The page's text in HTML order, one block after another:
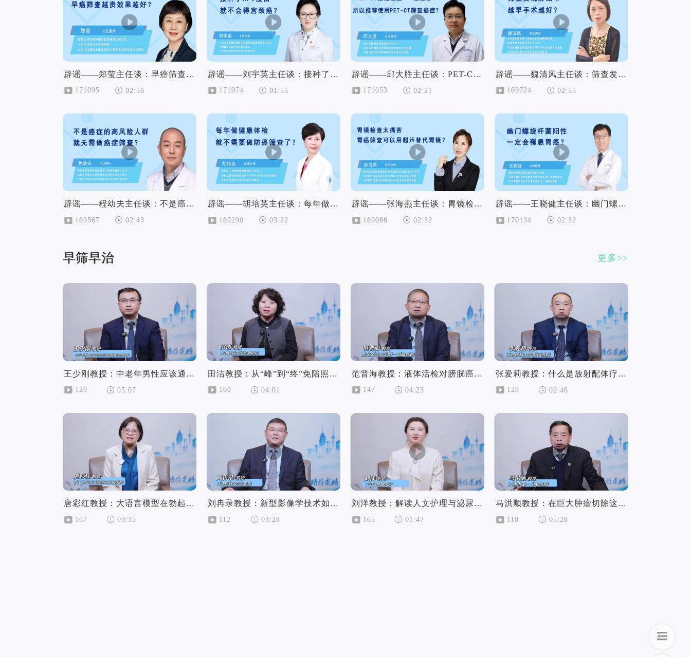
辟谣——郑莹主任谈：早癌筛查越贵效果越好？
171095 02:56
辟谣——刘宇英主任谈：接种了HPV疫苗，就不会得宫颈癌？
171974 01:55
辟谣——邱大胜主任谈：PET-CT查癌症能“一锤定音” 所以推荐使用PET-CT筛查癌症？
171053 02:21
辟谣——魏清风主任谈：筛查发现肺结节越早手术越好？
169724 02:55
辟谣——程幼夫主任谈：不是癌症的高风险人群就无需做癌症筛查？
169567 02:43
辟谣——胡培英主任谈：每年做健康体检就不需要做防癌筛查了？
169290 03:22
辟谣——张海燕主任谈：胃镜检查太痛苦，胃癌筛查可以用超声替代胃镜？
169066 02:32
辟谣——王晓健主任谈：幽门螺旋杆菌阳性一定会罹患胃癌？
170134 02:32
早筛早治 更多>>
王少刚教授：中老年男性应该通过哪些方式进行泌尿系统的早期筛查
120 05:07
田洁教授：从“峰”到“终”免陪照护服务的奇妙蜕变
160 04:01
范晋海教授：液体活检对膀胱癌早筛的作用
147 04:23
张爱莉教授：什么是放射配体疗法(KLT)
128 02:46
唐彩红教授：大语言模型在勃起功能障患者出院后随访中的应用进展
167 03:35
刘冉录教授：新型影像学技术如何减轻患者的痛苦和焦虑
112 03:28
刘洋教授：解读人文护理与泌尿肿瘤患者的双向奔赴
165 01:47
马洪顺教授：在巨大肿瘤切除这类高难度手术中机器人能带来哪些好处
110 05:28